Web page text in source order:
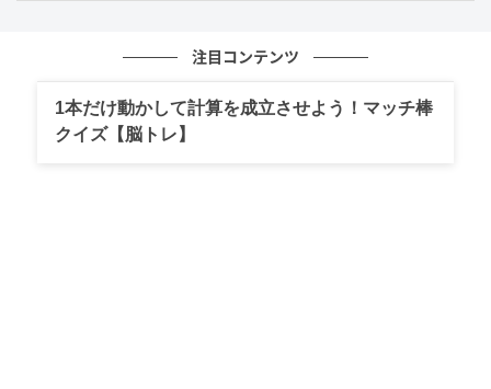
注目コンテンツ
1本だけ動かして計算を成立させよう！マッチ棒
クイズ【脳トレ】